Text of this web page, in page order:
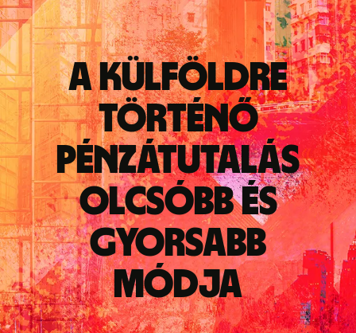
A külföldre
történő
pénzátutalás
olcsóbb és
gyorsabb
módja